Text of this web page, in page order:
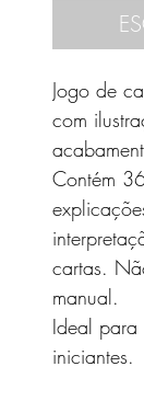
Jogo de
com
Contém
cartas.
manual.
Ideal para
iniciantes.